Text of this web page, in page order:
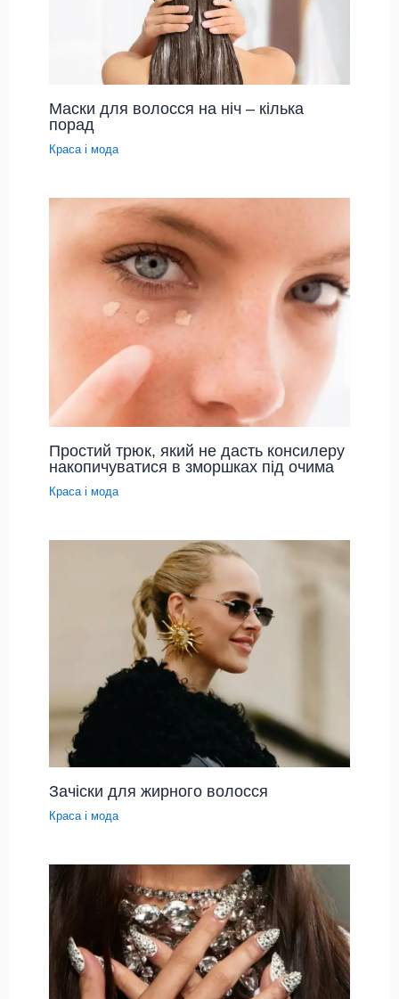
Маски для волосся на ніч – кілька
порад
Краса і мода
Простий трюк, який не дасть консилеру
накопичуватися в зморшках під очима
Краса і мода
Зачіски для жирного волосся
Краса і мода